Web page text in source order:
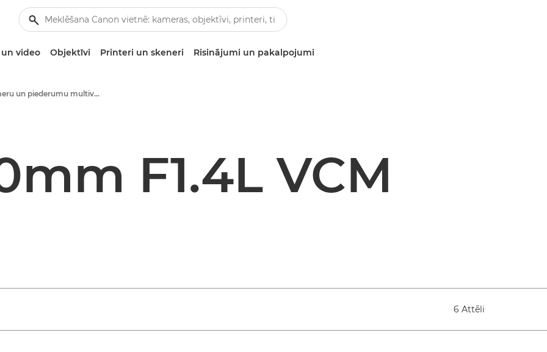
video Objektīvi Printeri un skeneri Risinājumi un pakalpojumi
Kameru un piederumu multivides materiāli — Canon preses centrs
F1.4L VCM
6 Attēli